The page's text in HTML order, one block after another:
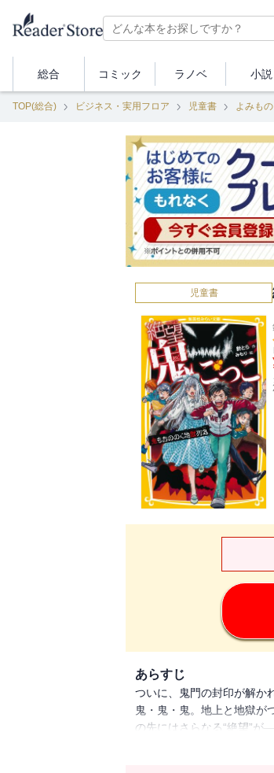
総合 コミック ラノベ 小説
TOP(総合) ビジネス・実用フロア 児童書 よみもの
児童書
あらすじ
ついに、鬼門の封印が解か
鬼・鬼・鬼。地上と地獄が
の先にはさらなる“絶望”
もつかせぬ怒涛の展開が